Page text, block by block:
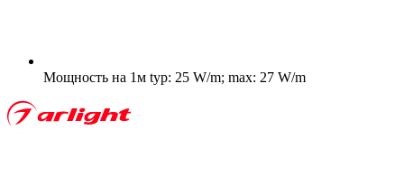
Мощность на 1м typ: 25 W/m; max: 27 W/m